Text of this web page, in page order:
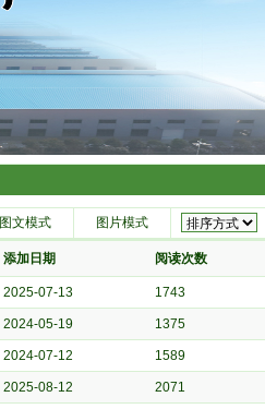
图文模式 图片模式
添加日期 阅读次数
2025-07-13 1743
2024-05-19 1375
2024-07-12 1589
2025-08-12 2071